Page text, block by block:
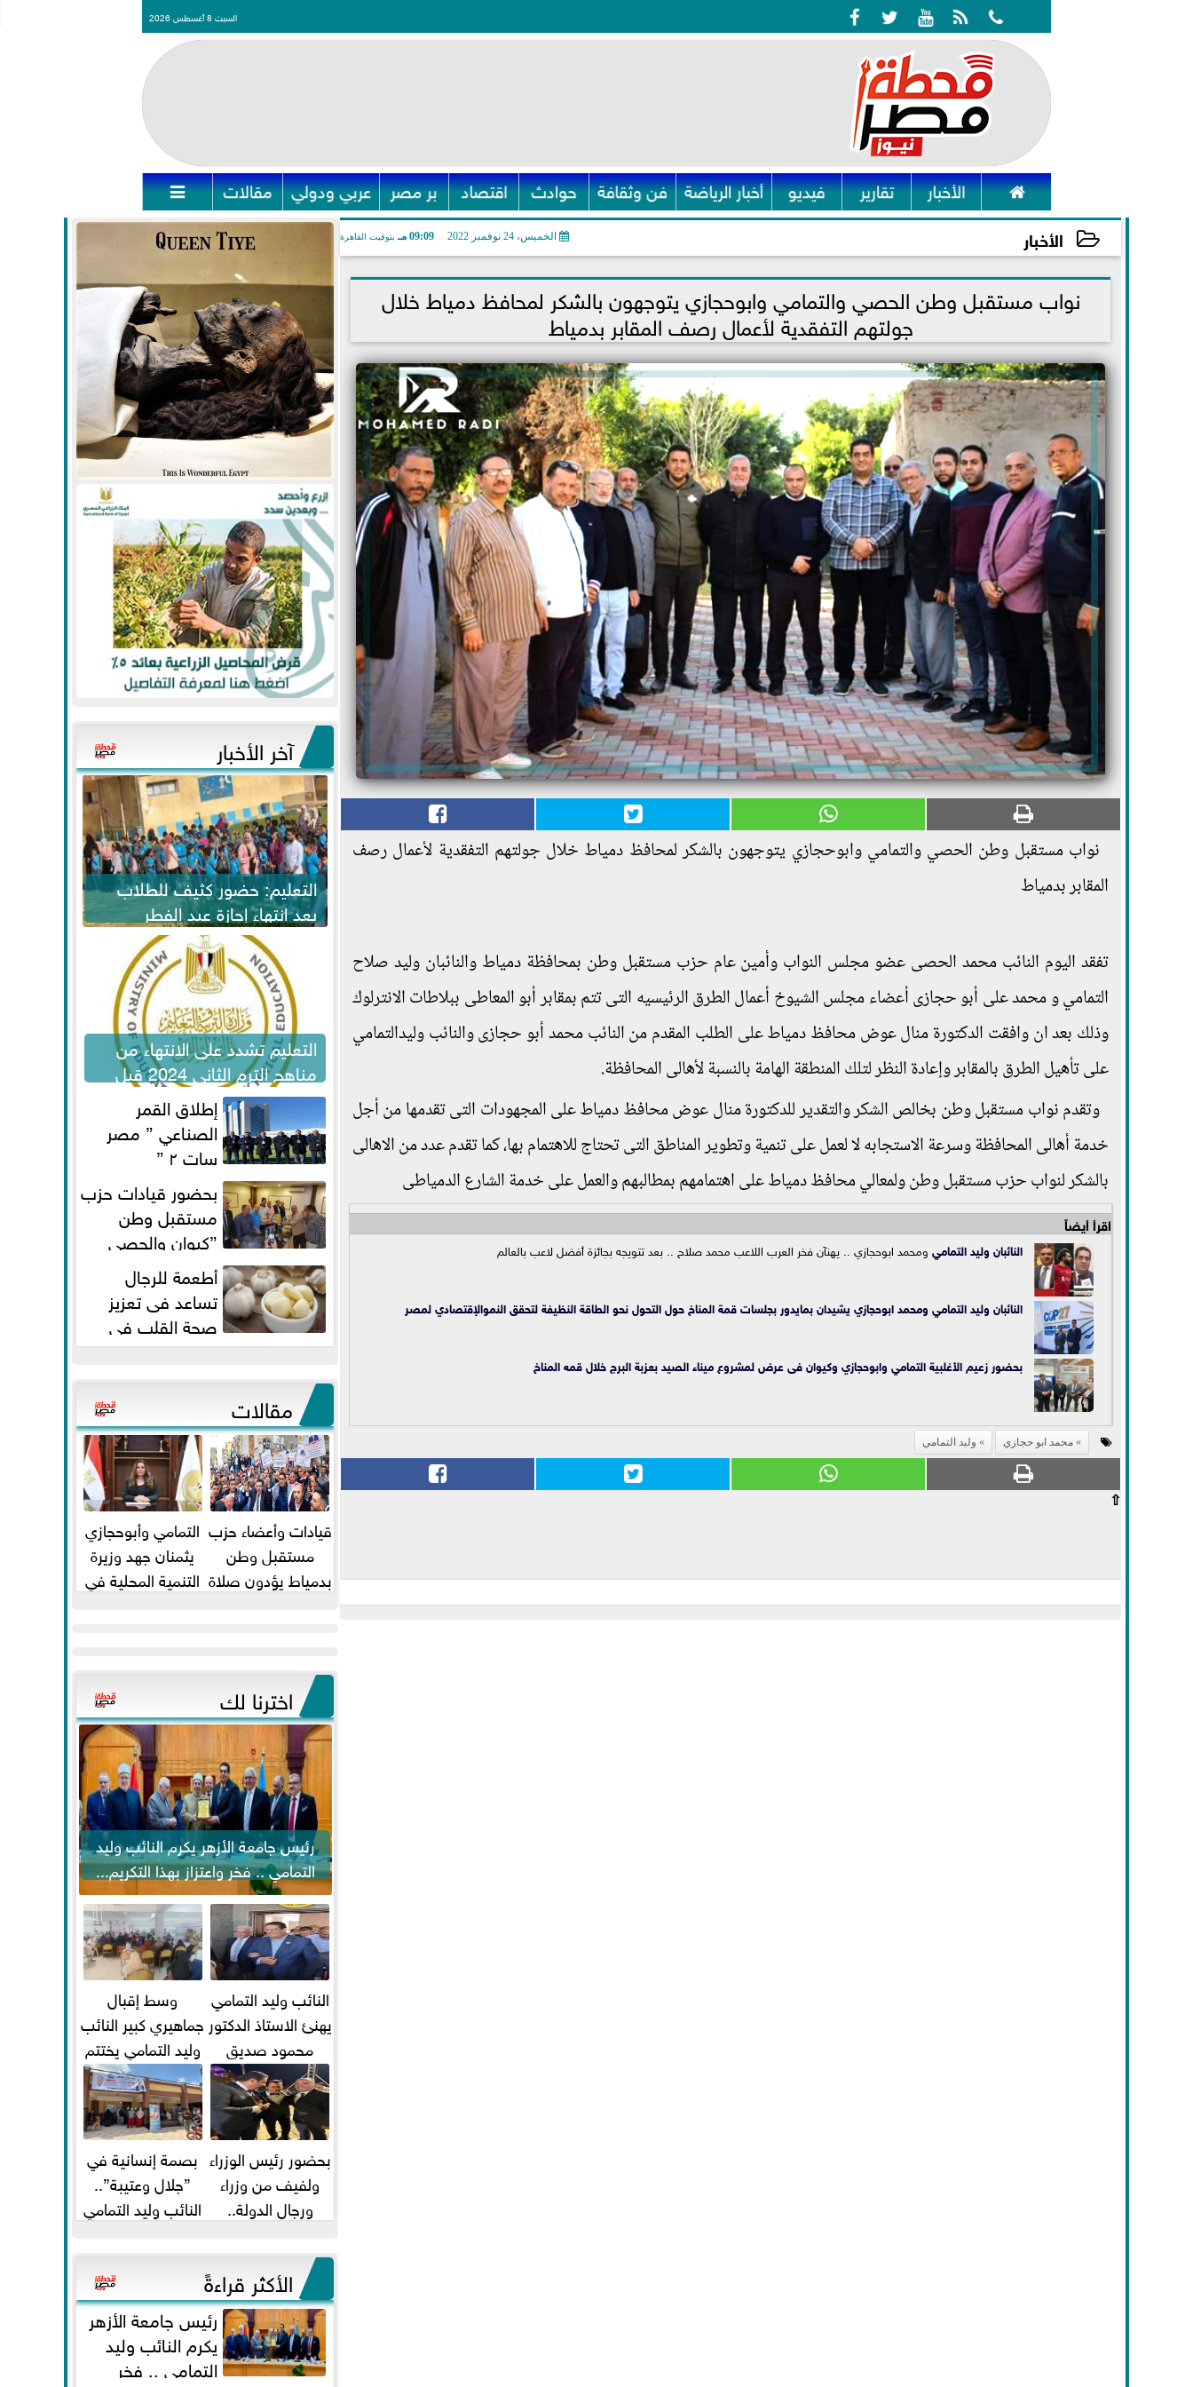
     السبت 8 أغسطس 2026
 الأخبار تقارير فيديو أخبار الرياضة فن وثقافة حوادث اقتصاد بر مصر عربي ودولي مقالات 
الأخبار الخميس، 24 نوفمبر 2022 09:09 مـ بتوقيت القاهرة
2022-11-24 21:09:13نواب مستقبل وطن الحصي والتمامي وابوحجازي يتوجهون بالشكر لمحافظ دمياط خلال
جولتهم التفقدية لأعمال رصف المقابر بدمياط
نواب مستقبل وطن الحصي والتمامي وابوحجازي يتوجهون بالشكر لمحافظ دمياط خلال جولتهم التفقدية لأعمال رصف
المقابر بدمياط
تفقد اليوم النائب محمد الحصى عضو مجلس النواب وأمين عام حزب مستقبل وطن بمحافظة دمياط والنائبان وليد صلاح
التمامي و محمد على أبو حجازى أعضاء مجلس الشيوخ أعمال الطرق الرئيسيه التى تتم بمقابر أبو المعاطى ببلاطات الانترلوك
وذلك بعد ان وافقت الدكتورة منال عوض محافظ دمياط على الطلب المقدم من النائب محمد أبو حجازى والنائب وليدالتمامي
على تأهيل الطرق بالمقابر وإعادة النظر لتلك المنطقة الهامة بالنسبة لأهالى المحافظة.
وتقدم نواب مستقبل وطن بخالص الشكر والتقدير للدكتورة منال عوض محافظ دمياط على المجهودات التى تقدمها من أجل
خدمة أهالى المحافظة وسرعة الاستجابه لا لعمل على تنمية وتطوير المناطق التى تحتاج للاهتمام بها، كما تقدم عدد من الاهالى
بالشكر لنواب حزب مستقبل وطن ولمعالي محافظ دمياط على اهتمامهم بمطالبهم والعمل على خدمة الشارع الدمياطى
اقرأ أيضاً
النائبان وليد التمامي ومحمد ابوحجازي .. يهنآن فخر العرب اللاعب محمد صلاح .. بعد تتويجه بجائزة أفضل لاعب بالعالم
النائبان وليد التمامي ومحمد ابوحجازي يشيدان بمايدور بجلسات قمة المناخ حول التحول نحو الطاقة النظيفة لتحقق النموالإقتصادي لمصر
بحضور زعيم الأغلبية التمامي وابوحجازي وكيوان فى عرض لمشروع ميناء الصيد بعزبة البرج خلال قمه المناخ
محمد ابو حجازي وليد التمامي
⇧
آخر الأخبار
التعليم: حضور كثيف للطلاب
بعد انتهاء إجازة عيد الفطر
لاستكمال المناهج
التعليم تشدد على الانتهاء من
مناهج الترم الثاني 2024 قبل
الامتحانات
إطلاق القمر
الصناعي ” مصر
سات ٢ ”
بحضور قيادات حزب
مستقبل وطن
”كيوان والحصي
والتمامي وابوحجازي وعيسي” أمانه
كفر...
أطعمة للرجال
تساعد فى تعزيز
صحة القلب فى
سن الأربعين
مقالات
قيادات وأعضاء حزب
مستقبل وطن
بدمياط يؤدون صلاة
التمامي وأبوحجازي
يثمنان جهد وزيرة
التنمية المحلية في
اخترنا لك
رئيس جامعة الأزهر يكرم النائب وليد
التمامي .. فخر واعتزاز بهذا التكريم...
النائب وليد التمامي
يهنئ الاستاذ الدكتور
محمود صديق
تكليفة قائم باعمال
...
وسط إقبال
جماهيري كبير النائب
وليد التمامي يختتم
أضخم قافلة طبية
مجانية...
بحضور رئيس الوزراء
ولفيف من وزراء
ورجال الدولة..
ومحمد...
بصمة إنسانية في
”جلال وعتيبة”..
النائب وليد التمامي
شيحة يداويان...
الأكثر قراءةً
رئيس جامعة الأزهر
يكرم النائب وليد
التمامي .. فخر